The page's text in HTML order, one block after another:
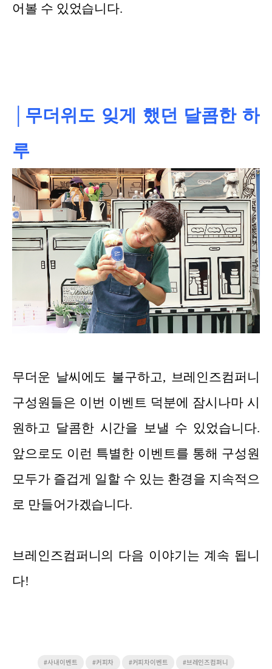
어볼 수 있었습니다.
│무더위도 잊게 했던 달콤한 하
루
무더운 날씨에도 불구하고, 브레인즈컴퍼니
구성원들은 이번 이벤트 덕분에 잠시나마 시
원하고 달콤한 시간을 보낼 수 있었습니다.
앞으로도 이런 특별한 이벤트를 통해 구성원
모두가 즐겁게 일할 수 있는 환경을 지속적으
로 만들어가겠습니다.
브레인즈컴퍼니의 다음 이야기는 계속 됩니
다!
#사내이벤트 #커피차 #커피차이벤트 #브레인즈컴퍼니